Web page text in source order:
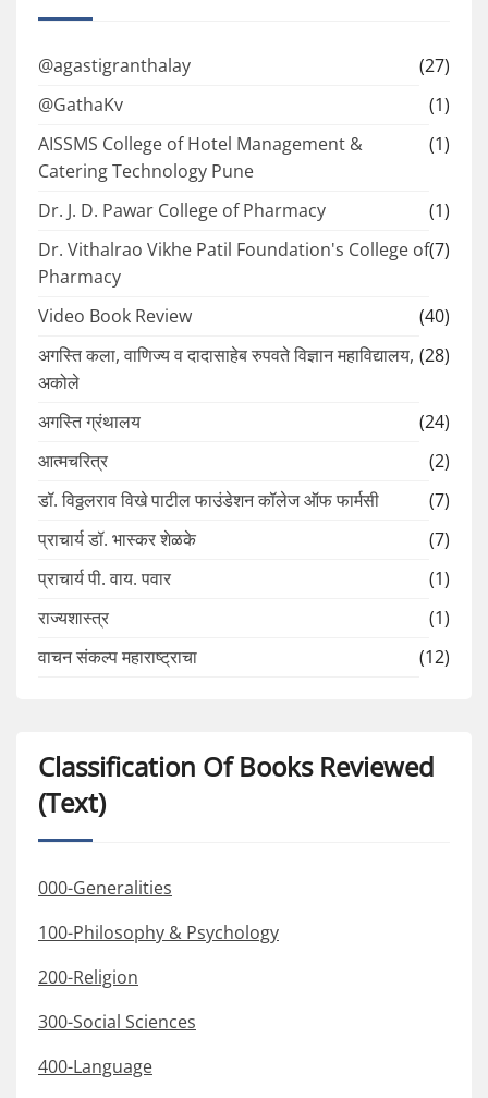
@agastigranthalay
(27)
@GathaKv
(1)
AISSMS College of Hotel Management &
Catering Technology Pune
(1)
Dr. J. D. Pawar College of Pharmacy
(1)
Dr. Vithalrao Vikhe Patil Foundation's College of
Pharmacy
(7)
Video Book Review
(40)
अगस्ति कला, वाणिज्य व दादासाहेब रुपवते विज्ञान महाविद्यालय,
अकोले
(28)
अगस्ति ग्रंथालय
(24)
आत्मचरित्र
(2)
डॉ. विठ्ठलराव विखे पाटील फाउंडेशन कॉलेज ऑफ फार्मसी
(7)
प्राचार्य डॉ. भास्कर शेळके
(7)
प्राचार्य पी. वाय. पवार
(1)
राज्यशास्त्र
(1)
वाचन संकल्प महाराष्ट्राचा
(12)
Classification Of Books Reviewed
(Text)
000-Generalities
100-Philosophy & Psychology
200-Religion
300-Social Sciences
400-Language